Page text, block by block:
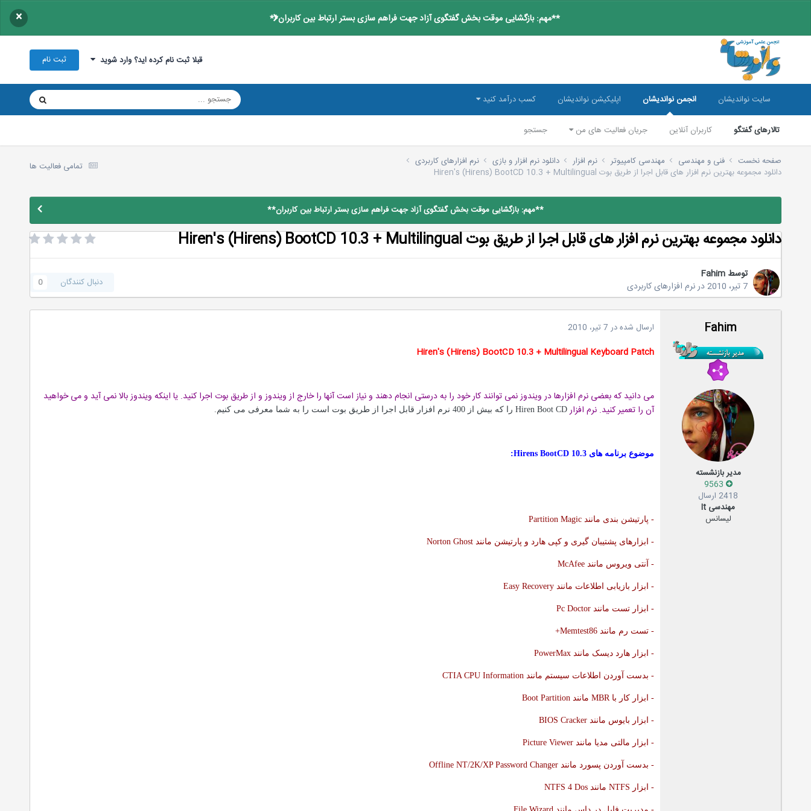
**مهم: بازگشایی موقت بخش گفتگوی آزاد جهت فراهم سازی بستر ارتباط بین کاربران** ×
قبلا ثبت نام کرده اید؟ وارد شوید ثبت نام
سایت نواندیشان انجمن نواندیشان
تالارهای گفتگو کاربران آنلاین جریان فعالیت های من جستجو
اپلیکیشن نواندیشان کسب درآمد کنید
تمامی فعالیت ها صفحه نخست فنی و مهندسی مهندسی کامپیوتر نرم افزار دانلود نرم افزار و بازی
نرم افزارهای کاربردی
دانلود مجموعه بهترین نرم افزار های قابل اجرا از طریق بوت Hiren's (Hirens) BootCD 10.3 + Multilingual
**مهم: بازگشایی موقت بخش گفتگوی آزاد جهت فراهم سازی بستر ارتباط بین کاربران**
دانلود مجموعه بهترین نرم افزار های قابل اجرا از طریق بوت Hiren's (Hirens) BootCD 10.3 + Multilingual
توسط Fahim
7 تیر، 2010
درنرم افزارهای کاربردی دنبال کنندگان 0
Fahim
مدیر بازنشسته
2418 ارسال
مهندسی It
لیسانس
ارسال شده در 7 تیر، 2010
Hiren's (Hirens) BootCD 10.3 + Multilingual Keyboard Patch
می دانید که بعضی نرم افزارها در ویندوز نمی توانند کار خود را به درستی انجام دهند و نیاز است آنها را خارج از ویندوز و از طریق بوت اجرا کنید. یا اینکه ویندوز بالا نمی آید و می خواهید
آن را تعمیر کنید. نرم افزارHiren Boot CD را که بیش از 400 نرم افزار قابل اجرا از طریق بوت است را به شما معرفی می کنیم.
موضوع برنامه هایHirens BootCD 10.3
:
- پارتیشن بندی مانندPartition Magic
- ابزارهای پشتیبان گیری و کپی هارد و پارتیشن مانندNorton Ghost
- آنتی ویروس مانندMcAfee
- ابزار بازیابی اطلاعات مانندEasy Recovery
- ابزار تست مانندPc Doctor
- تست رم مانندMemtest86
+
- ابزار هارد دیسک مانندPowerMax
- بدست آوردن اطلاعات سیستم مانندCTIA CPU Information
- ابزار کار باMBR مانندBoot Partition
- ابزار بایوس مانندBIOS Cracker
- ابزار مالتی مدیا مانندPicture Viewer
- بدست آوردن پسورد مانندOffline NT/2K/XP Password Changer
- ابزار NTFS مانندNTFS 4 Dos